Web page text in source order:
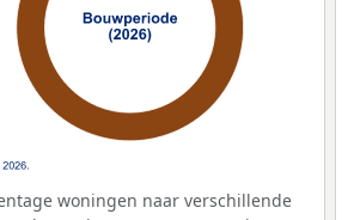
woningen naar verschillende